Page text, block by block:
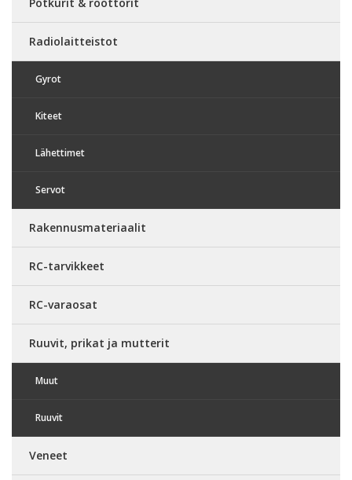
Radiolaitteistot
Gyrot
Kiteet
Lähettimet
Servot
Rakennusmateriaalit
RC-tarvikkeet
RC-varaosat
Ruuvit, prikat ja mutterit
Muut
Ruuvit
Veneet